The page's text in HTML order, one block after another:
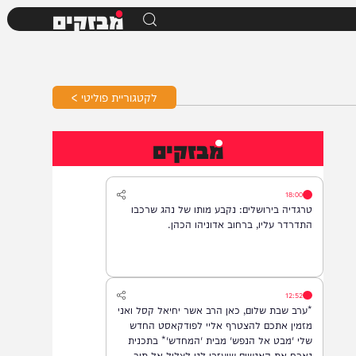
מבזקים
לקטגוריית פוליטי >
מבזקים
18:00
טרגדיה בירושלים: נקבע מותו של נהג שרכבו
12:52
*ערב שבת שלום, כאן הרב אשר יחיאל קסל ואני
מזמין אתכם להצטרף אליי לפודקאסט החדש